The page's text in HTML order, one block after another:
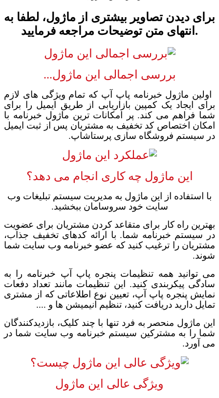
برای دیدن تصاویر بیشتری از ماژول، لطفا به
انتهای متن توضیحات مراجعه فرمایید.
بررسی اجمالی این ماژول...
اولین ماژول خبرنامه پاپ آپ که تمام ویژگی های لازم
برای ایجاد یک کمپین بازاریابی از طریق ایمیل را برای
شما فراهم می کند. پر امکانات ترین ماژول خبرنامه با
امکان اختصاص کد تخفیف به مشتریان پس از ثبت ایمیل
در سیستم فروشگاه سازی پرستاشاپ.
این ماژول چه کاری انجام می دهد؟
با استفاده از این ماژول به مدیریت سیستم تبلیغات وب
سایت خود سروسامان ببخشید.
بهترین راه کار برای متقاعد کردن مشتریان برای عضویت
در سیستم خبرنامه شما. با ارائه کدهای تخفیف جذاب،
مشتریان را ترغیب کنید که عضو خبرنامه وب سایت شما
شوند.
می توانید همه تنظیمات پنجره پاپ آپ خبرنامه را به
سادگی پیکربندی کنید. این تنظیمات مانند تعداد دفعات
نمایش پنجره پاپ آپ، تعیین نوع اطلاعاتی که از مشتری
تمایل دارید دریافت کنید، تنظیم انیمیشن ها و ....
این ماژول منحصر به فرد تنها با چند کلیک، بازدیدکنندگان
شما را به مشترکین سیستم خبرنامه وب سایت شما در
می آورد.
ویژگی عالی این ماژول